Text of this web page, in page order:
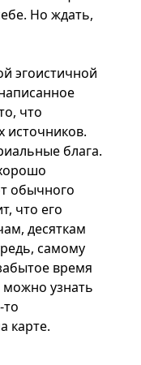
Но ждать,
эгоистичной
что
источников.
блага.
обычного
что его
десяткам
самому
время
можно узнать
то
карте.